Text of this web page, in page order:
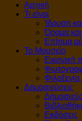
Αρχική
Τι είναι
Ίδρυση
Όραμα
Επίτιμα
Το Μουσείο
Εικονική
Δημοσιεύσεις
Εκδόσεις